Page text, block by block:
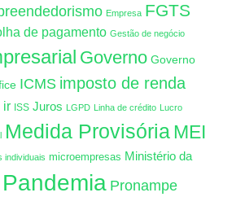
Empresa FGTS
de pagamento Gestão de negócio
Governo Governo
ICMS imposto de renda
ir ISS Juros LGPD Linha de crédito Lucro
Medida ProvisóriaMEI
individuais microempresas Ministério da
Pandemia Pronampe